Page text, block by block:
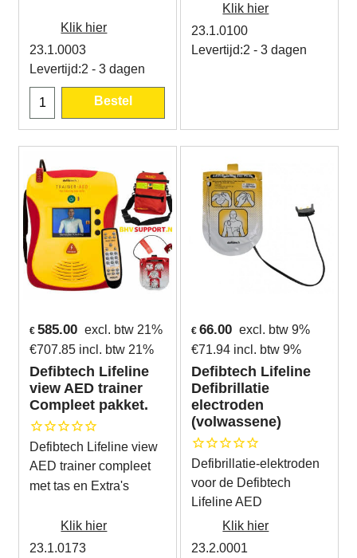
Klik hier
23.1.0003
Levertijd:2 - 3 dagen
Bestel
Klik hier
23.1.0100
Levertijd:2 - 3 dagen
€ 585.00 excl. btw 21%
€707.85 incl. btw 21%
Defibtech Lifeline
view AED trainer
Compleet pakket.
Defibtech Lifeline view
AED trainer compleet
met tas en Extra's
Klik hier
23.1.0173
€ 66.00 excl. btw 9%
€71.94 incl. btw 9%
Defibtech Lifeline
Defibrillatie
electroden
(volwassene)
Defibrillatie-elektroden
voor de Defibtech
Lifeline AED
Klik hier
23.2.0001